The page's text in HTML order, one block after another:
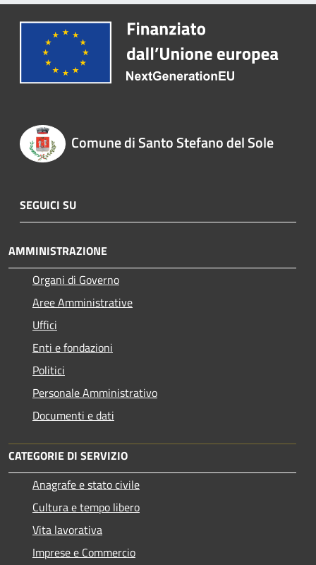
Comune di Santo Stefano del Sole
SEGUICI SU
AMMINISTRAZIONE
Organi di Governo
Aree Amministrative
Uffici
Enti e fondazioni
Politici
Personale Amministrativo
Documenti e dati
CATEGORIE DI SERVIZIO
Anagrafe e stato civile
Cultura e tempo libero
Vita lavorativa
Imprese e Commercio